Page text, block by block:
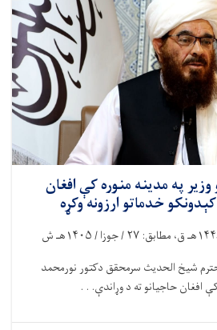
وزیر په مدینه منوره کې افغان
خدماتو ارزونه وکړه
هـ ق، مطابق: ۲۷ / جوزا /۱۴۰۵هـ ش
شیخ الحدیث سرمحقق دکتور نورمحمد
افغان حاجیانو ته د وړاندې. . .